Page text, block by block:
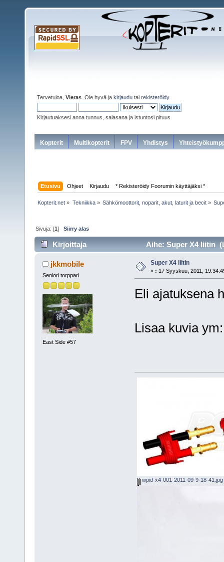
Tervetuloa, Vieras . Ole hyvä ja kirjaudu tai rekisteröidy.
Kirjautuaksesi anna tunnus, salasana ja istuntosi pituus
Kopterit Multikopterit FPV Yhdistys
Etusivu Ohjeet Kirjaudu * Rekisteröidy Foorumin käyttäjäksi *
Kopterit.net » Tekniikka» Sähkömoottorit, noparit, akut, laturit ja becit»
Sivuja: [1]Siirry alas
Kirjoittaja Aihe: Super X4 liitin
jkkmobile
Seniori torppari
East Side #57
Super X4 liitin
« : 17 Syyskuu, 2011,
Eli ajatuksena
Lisaa kuvia
wpid-x4-001-2011-09-9-18-41.jpg